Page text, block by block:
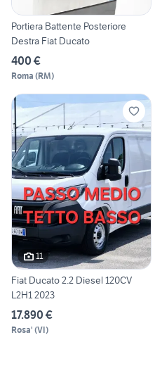
Portiera Battente Posteriore
Destra Fiat Ducato
400 €
Roma (RM)
11
Fiat Ducato 2.2 Diesel 120CV
L2H1 2023
17.890 €
Rosa' (VI)